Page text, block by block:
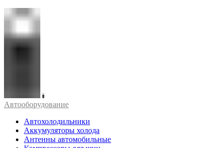
Автооборудование
Автохолодильники
Аккумуляторы холода
Антенны автомобильные